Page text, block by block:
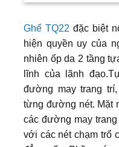
Ghế TQ22 đặc biệt
hiện quyền uy của
nhiên ốp da 2 tầng
lĩnh của lãnh
đường may trang
từng đường nét. Mặt
các đường may
với các nét chạm trổ